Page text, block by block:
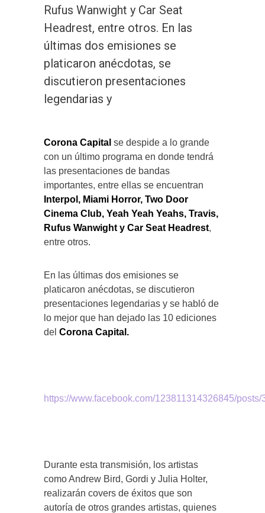
Rufus Wanwight y Car Seat
Headrest, entre otros. En las
últimas dos emisiones se
platicaron anécdotas, se
discutieron presentaciones
legendarias y
Corona Capital se despide a lo grande
con un último programa en donde tendrá
las presentaciones de bandas
importantes, entre ellas se encuentran
Interpol, Miami Horror, Two Door
Cinema Club, Yeah Yeah Yeahs, Travis,
Rufus Wanwight y Car Seat Headrest,
entre otros.
En las últimas dos emisiones se
platicaron anécdotas, se discutieron
presentaciones legendarias y se habló de
lo mejor que han dejado las 10 ediciones
del Corona Capital.
https://www.facebook.com/123811314326845/
Durante esta transmisión, los artistas
como Andrew Bird, Gordi y Julia Holter,
realizarán covers de éxitos que son
autoría de otros grandes artistas, quienes